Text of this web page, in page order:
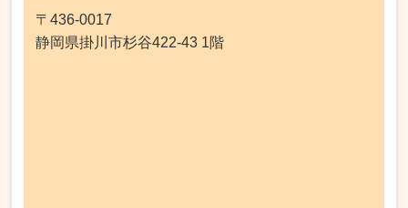
〒436-0017
静岡県掛川市杉谷422-43 1階